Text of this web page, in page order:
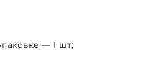
— 1 шт;